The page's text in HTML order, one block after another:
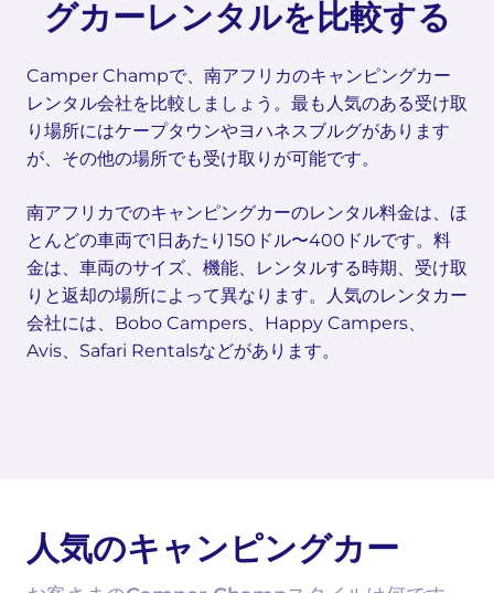
グカーレンタルを比較する
Camper Champで、南アフリカのキャンピングカー
レンタル会社を比較しましょう。最も人気のある受け取
り場所にはケープタウンやヨハネスブルグがあります
が、その他の場所でも受け取りが可能です。
南アフリカでのキャンピングカーのレンタル料金は、ほ
とんどの車両で1日あたり150ドル〜400ドルです。料
金は、車両のサイズ、機能、レンタルする時期、受け取
りと返却の場所によって異なります。人気のレンタカー
会社には、Bobo Campers、Happy Campers、
Avis、Safari Rentalsなどがあります。
人気のキャンピングカー